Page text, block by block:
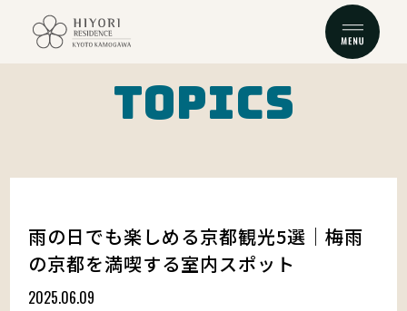
TOP
トップに戻る
BREAKFAST
朝食
TOURIST MAP
周辺ガイド
FAQ
よくある質問
TOPICS
雨の日でも楽しめる京都観光5選｜梅雨
の京都を満喫する室内スポット
2025.06.09